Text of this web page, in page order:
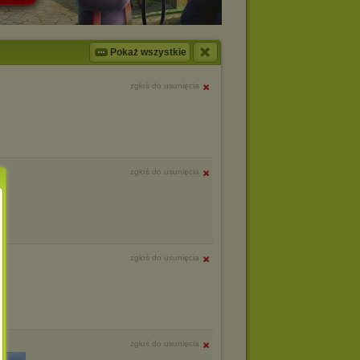
Pokaż wszystkie
zgłoś do usunięcia
zgłoś do usunięcia
zgłoś do usunięcia
zgłoś do usunięcia